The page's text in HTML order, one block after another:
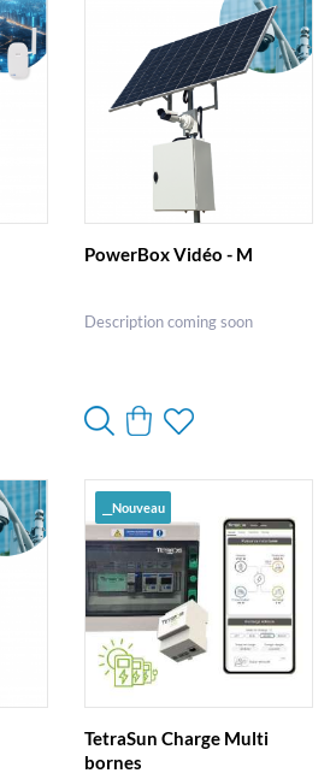
PowerBox Vidéo - M
Description coming soon
__Nouveau
TetraSun Charge Multi
bornes